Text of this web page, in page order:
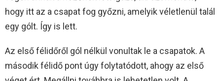
hogy itt az a csapat fog győzni, amelyik véletlenül talál
egy gólt. Így is lett.
Az első félidőről gól nélkül vonultak le a csapatok. A
második félidő pont úgy folytatódott, ahogy az első